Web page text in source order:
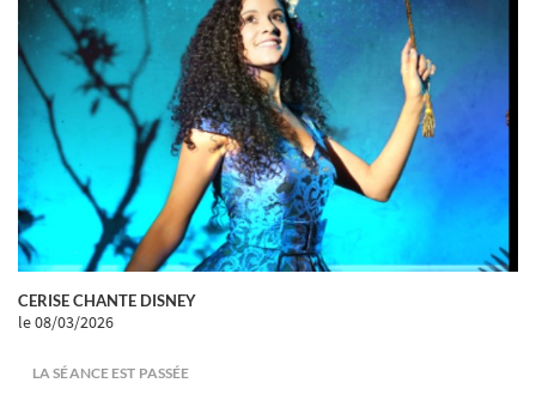
CERISE CHANTE DISNEY
le 08/03/2026
LA SÉANCE EST PASSÉE